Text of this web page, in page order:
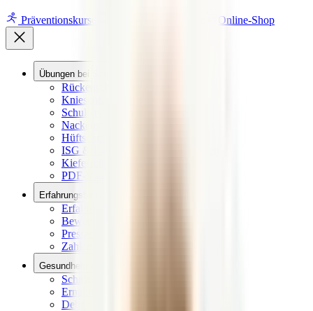
Präventionskurse Online-Shop
Übungen bei Schmerzen
Rückenschmerzen Übungen
Knieschmerzen Übungen
Schulterschmerzen Übungen
Nackenschmerzen Übungen
Hüftschmerzen Übungen
ISG & Ischias Schmerzen Übungen
Kieferschmerzen Übungen
PDF-Ratgeber Downloads
Erfahrungsberichte
Erfahrungen
Bewertungen aus dem Netz
Presseberichte
Zahlen & Fakten
Gesundheitswissen
Schmerzlexikon
Ernährungslexikon
Dehnen, Rollen, Drücken